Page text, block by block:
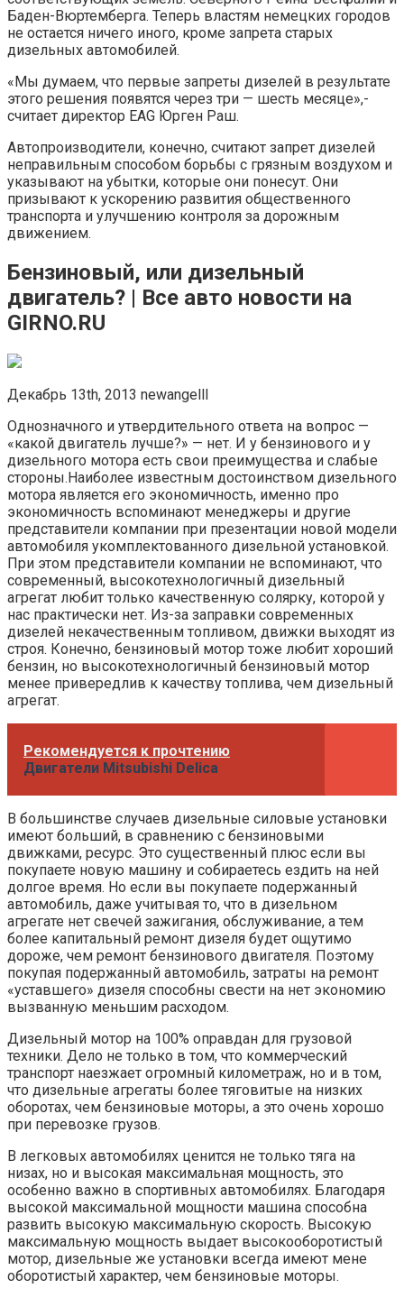
Баден-Вюртемберга. Теперь властям немецких городов
не остается ничего иного, кроме запрета старых
дизельных автомобилей.
«Мы думаем, что первые запреты дизелей в результате
этого решения появятся через три — шесть месяце»,-
считает директор EAG Юрген Раш.
Автопроизводители, конечно, считают запрет дизелей
неправильным способом борьбы с грязным воздухом и
указывают на убытки, которые они понесут. Они
призывают к ускорению развития общественного
транспорта и улучшению контроля за дорожным
движением.
Бензиновый, или дизельный
двигатель? | Все авто новости на
GIRNO.RU
Декабрь 13th, 2013 newangelll
Однозначного и утвердительного ответа на вопрос —
«какой двигатель лучше?» — нет. И у бензинового и у
дизельного мотора есть свои преимущества и слабые
стороны.Наиболее известным достоинством дизельного
мотора является его экономичность, именно про
экономичность вспоминают менеджеры и другие
представители компании при презентации новой модели
автомобиля укомплектованного дизельной установкой.
При этом представители компании не вспоминают, что
современный, высокотехнологичный дизельный
агрегат любит только качественную солярку, которой у
нас практически нет. Из-за заправки современных
дизелей некачественным топливом, движки выходят из
строя. Конечно, бензиновый мотор тоже любит хороший
бензин, но высокотехнологичный бензиновый мотор
менее привередлив к качеству топлива, чем дизельный
агрегат.
Рекомендуется к прочтению
Двигатели Mitsubishi Delica
В большинстве случаев дизельные силовые установки
имеют больший, в сравнению с бензиновыми
движками, ресурс. Это существенный плюс если вы
покупаете новую машину и собираетесь ездить на ней
долгое время. Но если вы покупаете подержанный
автомобиль, даже учитывая то, что в дизельном
агрегате нет свечей зажигания, обслуживание, а тем
более капитальный ремонт дизеля будет ощутимо
дороже, чем ремонт бензинового двигателя. Поэтому
покупая подержанный автомобиль, затраты на ремонт
«уставшего» дизеля способны свести на нет экономию
вызванную меньшим расходом.
Дизельный мотор на 100% оправдан для грузовой
техники. Дело не только в том, что коммерческий
транспорт наезжает огромный километраж, но и в том,
что дизельные агрегаты более тяговитые на низких
оборотах, чем бензиновые моторы, а это очень хорошо
при перевозке грузов.
В легковых автомобилях ценится не только тяга на
низах, но и высокая максимальная мощность, это
особенно важно в спортивных автомобилях. Благодаря
высокой максимальной мощности машина способна
развить высокую максимальную скорость. Высокую
максимальную мощность выдает высокооборотистый
мотор, дизельные же установки всегда имеют мене
оборотистый характер, чем бензиновые моторы.